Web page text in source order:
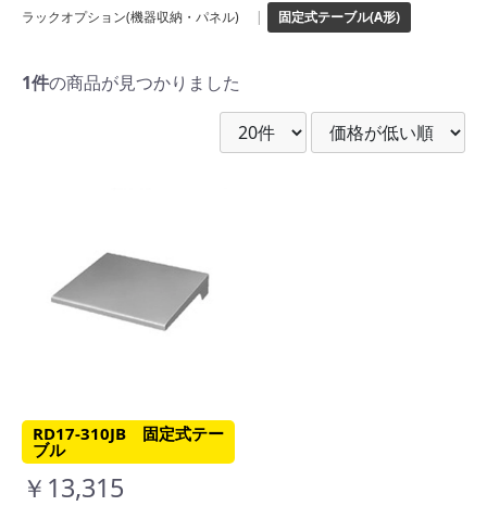
ラックオプション(機器収納・パネル)
| 固定式テーブル(A形)
1件の商品が見つかりました
RD17-310JB 固定式テー
ブル
￥13,315